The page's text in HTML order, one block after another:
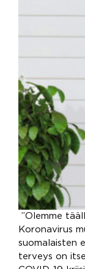
”Olemme
Koronavirus
suomalaisten
terveys on